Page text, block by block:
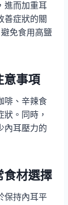
進而加重耳
善症狀的關
免食用高鹽
意事項
啡、辛辣食
。同時，
內耳壓力的
食材選擇
保持內耳平